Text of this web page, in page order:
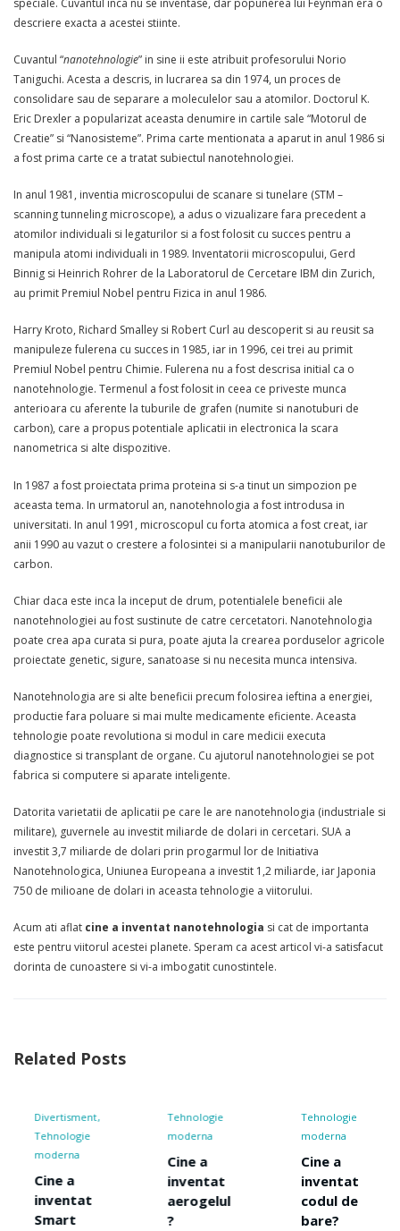
descriere exacta a acestei stiinte.
Cuvantul “nanotehnologie” in sine ii este atribuit profesorului Norio
Taniguchi. Acesta a descris, in lucrarea sa din 1974, un proces de
consolidare sau de separare a moleculelor sau a atomilor. Doctorul K.
Eric Drexler a popularizat aceasta denumire in cartile sale “Motorul de
Creatie” si “Nanosisteme”. Prima carte mentionata a aparut in anul 1986 si
a fost prima carte ce a tratat subiectul nanotehnologiei.
In anul 1981, inventia microscopului de scanare si tunelare (STM –
scanning tunneling microscope), a adus o vizualizare fara precedent a
atomilor individuali si legaturilor si a fost folosit cu succes pentru a
manipula atomi individuali in 1989. Inventatorii microscopului, Gerd
Binnig si Heinrich Rohrer de la Laboratorul de Cercetare IBM din Zurich,
au primit Premiul Nobel pentru Fizica in anul 1986.
Harry Kroto, Richard Smalley si Robert Curl au descoperit si au reusit sa
manipuleze fulerena cu succes in 1985, iar in 1996, cei trei au primit
Premiul Nobel pentru Chimie. Fulerena nu a fost descrisa initial ca o
nanotehnologie. Termenul a fost folosit in ceea ce priveste munca
anterioara cu aferente la tuburile de grafen (numite si nanotuburi de
carbon), care a propus potentiale aplicatii in electronica la scara
nanometrica si alte dispozitive.
In 1987 a fost proiectata prima proteina si s-a tinut un simpozion pe
aceasta tema. In urmatorul an, nanotehnologia a fost introdusa in
universitati. In anul 1991, microscopul cu forta atomica a fost creat, iar
anii 1990 au vazut o crestere a folosintei si a manipularii nanotuburilor de
carbon.
Chiar daca este inca la inceput de drum, potentialele beneficii ale
nanotehnologiei au fost sustinute de catre cercetatori. Nanotehnologia
poate crea apa curata si pura, poate ajuta la crearea porduselor agricole
proiectate genetic, sigure, sanatoase si nu necesita munca intensiva.
Nanotehnologia are si alte beneficii precum folosirea ieftina a energiei,
productie fara poluare si mai multe medicamente eficiente. Aceasta
tehnologie poate revolutiona si modul in care medicii executa
diagnostice si transplant de organe. Cu ajutorul nanotehnologiei se pot
fabrica si computere si aparate inteligente.
Datorita varietatii de aplicatii pe care le are nanotehnologia (industriale si
militare), guvernele au investit miliarde de dolari in cercetari. SUA a
investit 3,7 miliarde de dolari prin progarmul lor de Initiativa
Nanotehnologica, Uniunea Europeana a investit 1,2 miliarde, iar Japonia
750 de milioane de dolari in aceasta tehnologie a viitorului.
Acum ati aflat cine a inventat nanotehnologia si cat de importanta
este pentru viitorul acestei planete. Speram ca acest articol vi-a satisfacut
dorinta de cunoastere si vi-a imbogatit cunostintele.
Related Posts
Tehnologie
moderna
Cine a
inventat
aerogelul
?
Tehnologie
moderna
Cine a
inventat
codul de
Scule si
unelte
Tehnologie